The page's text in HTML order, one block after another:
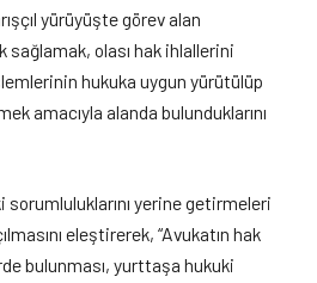
yürüyüşte görev alan
sağlamak, olası hak ihlallerini
hukuka uygun yürütülüp
amacıyla alanda bulunduklarını
sorumluluklarını yerine getirmeleri
eleştirerek, “Avukatın hak
bulunması, yurttaşa hukuki